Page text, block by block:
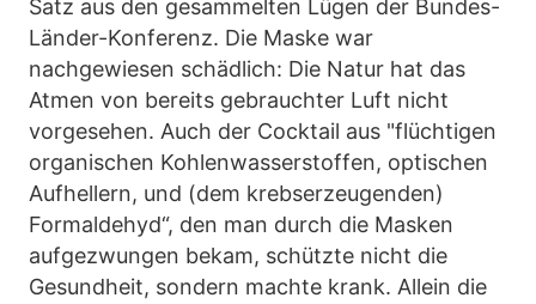
Satz aus den gesammelten Lügen der Bundes-
Länder-Konferenz. Die Maske war
nachgewiesen schädlich: Die Natur hat das
Atmen von bereits gebrauchter Luft nicht
vorgesehen. Auch der Cocktail aus "flüchtigen
organischen Kohlenwasserstoffen, optischen
Aufhellern, und (dem krebserzeugenden)
Formaldehyd“, den man durch die Masken
aufgezwungen bekam, schützte nicht die
Gesundheit, sondern machte krank. Allein die